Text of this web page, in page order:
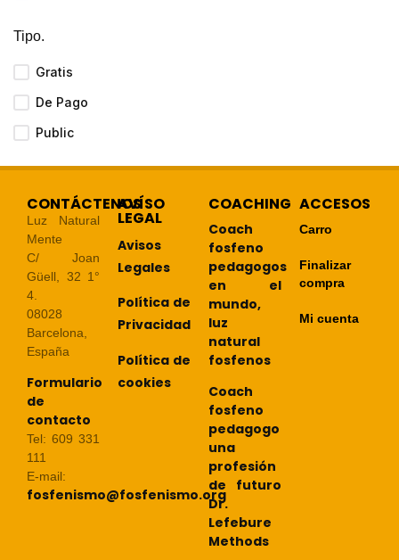
Tipo.
Gratis
De Pago
Public
CONTÁCTENOS
Luz Natural
Mente
C/ Joan
Güell, 32 1°
4.
08028
Barcelona,
España
Formulario
de
contacto
Tel: 609 331
111
E-mail:
fosfenismo@fosfenismo.org
AVÍSO
LEGAL
Avisos
Legales
Política de
Privacidad
Política de
cookies
COACHING
Coach
fosfeno
pedagogos
en el
mundo,
luz
natural
fosfenos
Coach
fosfeno
pedagogo
una
profesión
de futuro
Dr.
Lefebure
Methods
ACCESOS
Carro
Finalizar
compra
Mi cuenta